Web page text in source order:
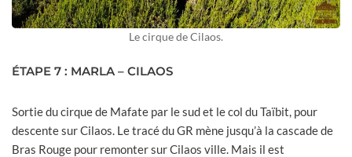
Le cirque de Cilaos.
ÉTAPE 7 : MARLA – CILAOS
Sortie du cirque de Mafate par le sud et le col du Taïbit, pour
descente sur Cilaos. Le tracé du GR mène jusqu’à la cascade de
Bras Rouge pour remonter sur Cilaos ville. Mais il est